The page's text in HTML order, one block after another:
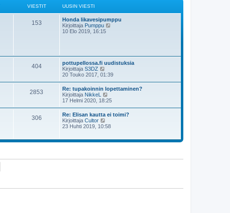
v
i
e
s
u
s
s
t
VIESTIT UUSIN VIESTI
153
Honda likavesipumppu
Kirjoittaja Pumppu
u
s
i
n
v
i
s
t
i
10 Elo 2019, 16:15
404
pottupellossa.fi uudistuksia
Kirjoittaja S3DZ
ä
t
ä
u
u
s
i
v
e
s
20 Touko 2017, 01:39
2853
Re: tupakoinnin lopettaminen?
Kirjoittaja NikkeL
ä
ä
u
u
i
i
17 Helmi 2020, 18:25
306
Re: Elisan kautta ei toimi?
Kirjoittaja Cultor
ä
ä
s
e
23 Huhti 2019, 10:58